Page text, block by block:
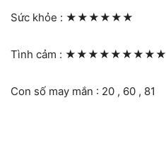
Sức khỏe : ★★★★★★
Tình cảm : ★★★★★★★★★
Con số may mắn : 20 , 60 , 81